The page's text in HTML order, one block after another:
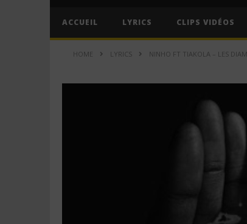
ACCUEIL LYRICS CLIPS VIDÉOS
HOME LYRICS NINHO FT TIAKOLA – LES